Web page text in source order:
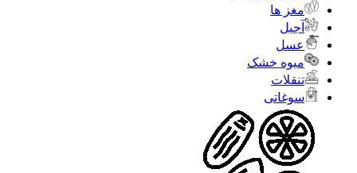
مغز ها
آجیل
عسل
میوه خشک
تنقلات
سوغاتی